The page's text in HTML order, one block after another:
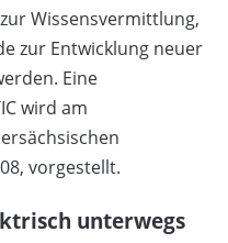
Wissensvermittlung,
zur Entwicklung neuer
Eine
wird am
vorgestellt.
unterwegs